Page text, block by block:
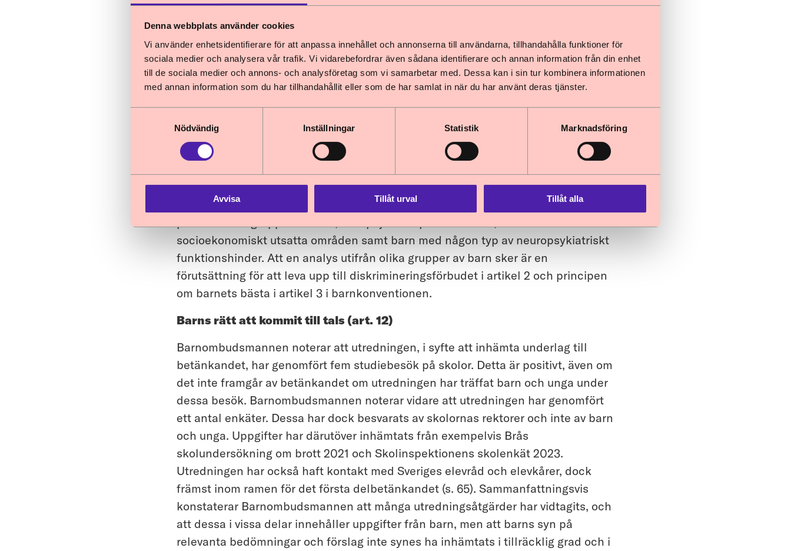
Denna webbplats använder cookies
Vi använder enhetsidentifierare för att anpassa innehållet och annonserna till användarna, tillhandahålla funktioner för
sociala medier och analysera vår trafik. Vi vidarebefordrar även sådana identifierare och annan information från din enhet
till de sociala medier och annons- och analysföretag som vi samarbetar med. Dessa kan i sin tur kombinera informationen
med annan information som du har tillhandahållit eller som de har samlat in när du har använt deras tjänster.
Nödvändig
Inställningar Statistik Marknadsföring
Avvisa Tillåt urval Tillåt alla
verksamheten är dessutom i ständig förändring. Det gäller exempelvis
rekryteringen till kriminella nätverk som under senare tid har förändrats bl.a. på
så sätt att det även förekommer rekrytering av såväl flickor som av barn i icke
socio-ekonomiskt utsatta områden.
Skolorna behöver arbeta strategiskt med detta och beakta den ständiga
utvecklingen i brottslig verksamhet och brottsliga metoder, inklusive vilka grupper
som rekryteras in i brottslighet. Skolorna behöver vidare vara uppmärksamma på
risker för diskriminering. Barnombudsmannen erinrar om regeringens skyldighet, i
enlighet med icke-diskrimineringsförbudet i barnkonventionens artikel 2.
I detta sammanhang anser Barnombudsmannen att det är en brist att
utredningen inte närmare analyserat hur de olika förslagen kan komma att
socioekonomiskt utsatta områden samt barn med någon typ av neuropsykiatriskt
funktionshinder. Att en analys utifrån olika grupper av barn sker är en
förutsättning för att leva upp till diskrimineringsförbudet i artikel 2 och principen
om barnets bästa i artikel 3 i barnkonventionen.
Barns rätt att kommit till tals (art. 12)
Barnombudsmannen noterar att utredningen, i syfte att inhämta underlag till
betänkandet, har genomfört fem studiebesök på skolor. Detta är positivt, även om
det inte framgår av betänkandet om utredningen har träffat barn och unga under
dessa besök. Barnombudsmannen noterar vidare att utredningen har genomfört
ett antal enkäter. Dessa har dock besvarats av skolornas rektorer och inte av barn
och unga. Uppgifter har därutöver inhämtats från exempelvis Brås
skolundersökning om brott 2021 och Skolinspektionens skolenkät 2023.
Utredningen har också haft kontakt med Sveriges elevråd och elevkårer, dock
främst inom ramen för det första delbetänkandet (s. 65). Sammanfattningsvis
konstaterar Barnombudsmannen att många utredningsåtgärder har vidtagits, och
att dessa i vissa delar innehåller uppgifter från barn, men att barns syn på
relevanta bedömningar och förslag inte synes ha inhämtats i tillräcklig grad och i